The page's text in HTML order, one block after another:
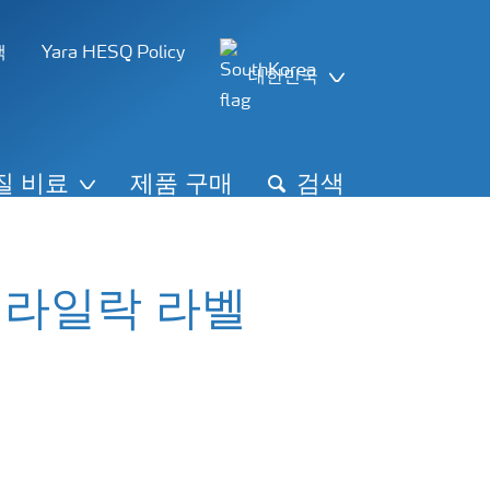
Yara HESQ Policy
대한민국
비료 제품 구매 검색
일락 라벨